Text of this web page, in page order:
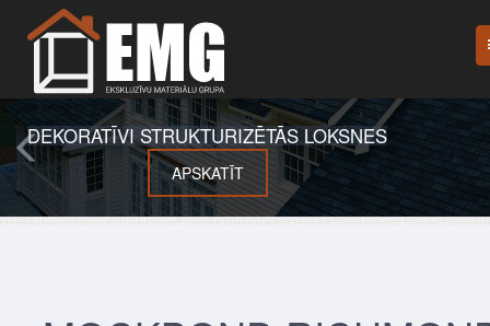
DEKORATĪVI STRUKTURIZĒTĀS LOKSNES
APSKATĪT